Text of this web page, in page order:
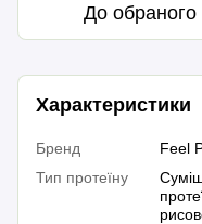
До обраного
Характеристики
Бренд
Feel
Тип протеїну